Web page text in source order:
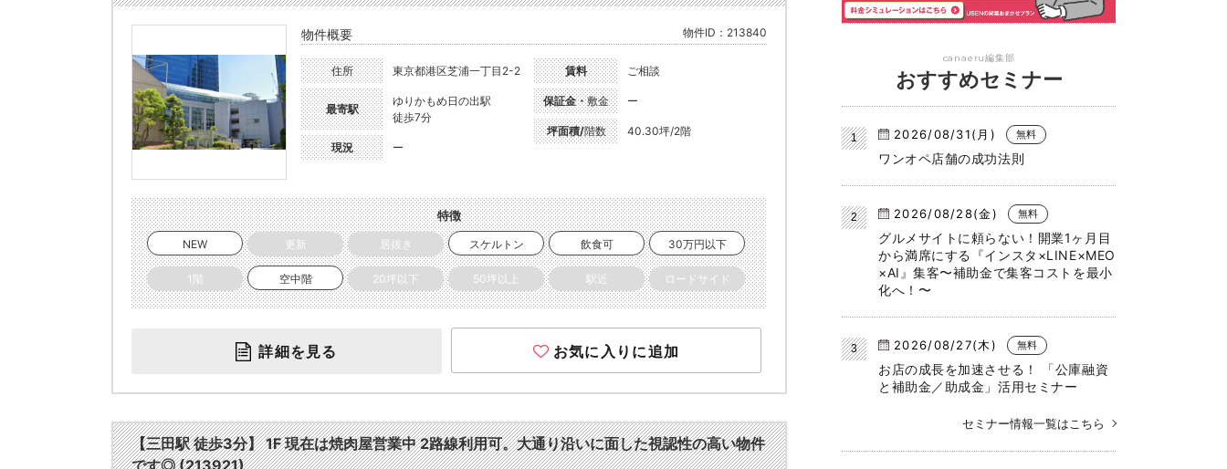
物件概要 物件ID：213840
住所 東京都港区芝浦一丁目2-2
最寄駅
ゆりかもめ日の出駅
徒歩7分
現況 ー
賃料 ご相談
保証金・敷金 ー
坪面積/階数 40.30坪/2階
特徴
NEW 更新 居抜き スケルトン 飲食可 30万円以下
1階 空中階 20坪以下 50坪以上 駅近 ロードサイド
詳細を見る お気に入りに追加
【三田駅 徒歩3分】 1F 現在は焼肉屋営業中 2路線利用可。大通り沿いに面した視認性の高い物件
です◎ (213921)
canaeru編集部
おすすめセミナー
2026/08/31(月) 無料
ワンオペ店舗の成功法則
2026/08/28(金) 無料
グルメサイトに頼らない！開業1ヶ月目
から満席にする『インスタ×LINE×MEO
×AI』集客〜補助金で集客コストを最小
化へ！〜
2026/08/27(木) 無料
お店の成長を加速させる！ 「公庫融資
と補助金／助成金」活用セミナー
セミナー情報一覧はこちら